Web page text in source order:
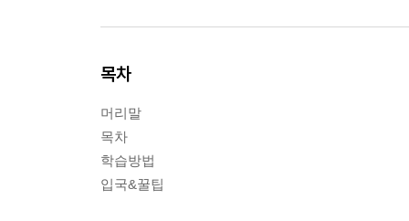
목차
머리말
목차
학습방법
입국&꿀팁